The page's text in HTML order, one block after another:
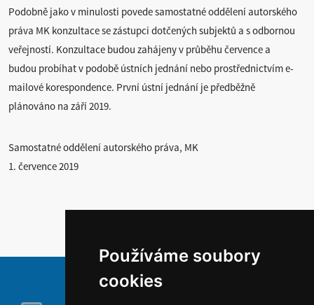
Používáme soubory
cookies
Podobně jako v minulosti povede samostatné oddělení autorského
práva MK konzultace se zástupci dotčených subjektů a s odbornou
veřejností. Konzultace budou zahájeny v průběhu července a
budou probíhat v podobě ústních jednání nebo prostřednictvím e-
mailové korespondence. První ústní jednání je předběžně
plánováno na září 2019.
Samostatné oddělení autorského práva, MK
1. července 2019